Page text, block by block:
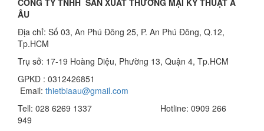
CÔNG TY TNHH SẢN XUẤT THƯƠNG MẠI KỸ THUẬT Á
ÂU
Địa chỉ: Số 03, An Phú Đông 25, P. An Phú Đông, Q.12,
Tp.HCM
Trụ sở: 17-19 Hoàng Diệu, Phường 13, Quận 4, Tp.HCM
GPKD : 0312426851
Email: thietbiaau@gmail.com
Tell: 028 6269 1337 Hotline: 0909 266
949